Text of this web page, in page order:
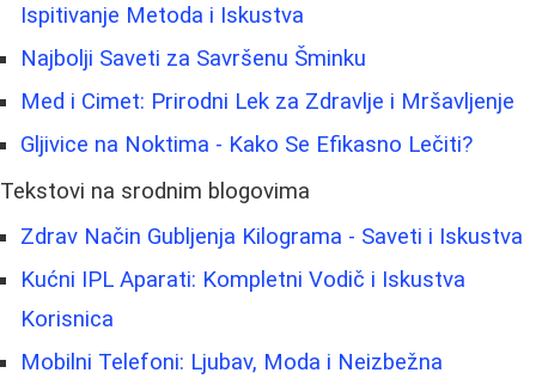
Ispitivanje Metoda i Iskustva
Najbolji Saveti za Savršenu Šminku
Med i Cimet: Prirodni Lek za Zdravlje i Mršavljenje
Gljivice na Noktima - Kako Se Efikasno Lečiti?
Tekstovi na srodnim blogovima
Zdrav Način Gubljenja Kilograma - Saveti i Iskustva
Kućni IPL Aparati: Kompletni Vodič i Iskustva
Korisnica
Mobilni Telefoni: Ljubav, Moda i Neizbežna